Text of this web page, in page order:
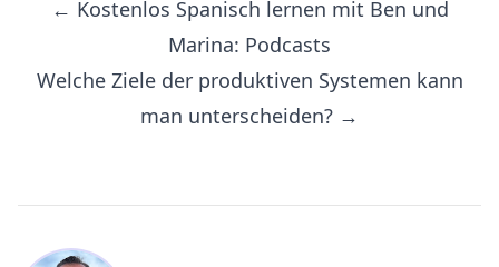
← Kostenlos Spanisch lernen mit Ben und
Marina: Podcasts
Welche Ziele der produktiven Systemen kann
man unterscheiden? →